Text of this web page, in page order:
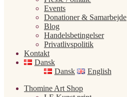
Events
Donationer & Samarbejde
Blog
Handelsbetingelser
Privatlivspolitik
Kontakt
Dansk
Dansk
English
Thomine Art Shop